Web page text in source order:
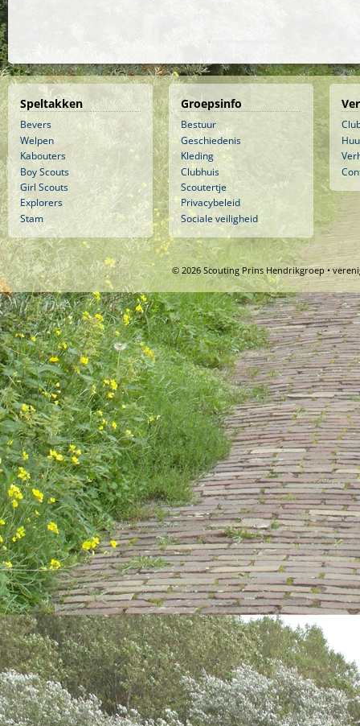
Speltakken
Bevers
Welpen
Kabouters
Boy Scouts
Girl Scouts
Explorers
Stam
Groepsinfo
Bestuur
Geschiedenis
Kleding
Clubhuis
Scoutertje
Privacybeleid
Sociale veiligheid
© 2026 Scouting Prins Hendrikgroep •